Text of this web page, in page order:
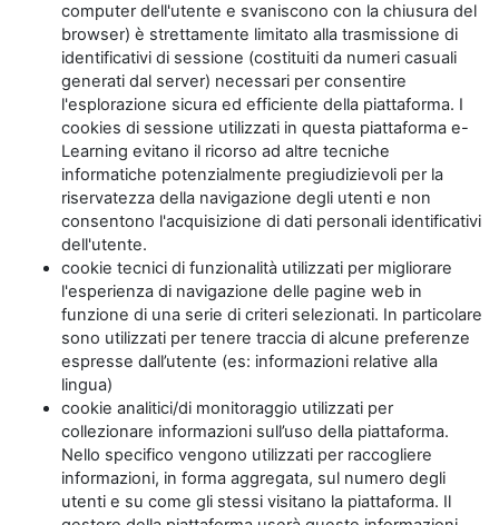
computer dell'utente e svaniscono con la chiusura del
browser) è strettamente limitato alla trasmissione di
identificativi di sessione (costituiti da numeri casuali
generati dal server) necessari per consentire
l'esplorazione sicura ed efficiente della piattaforma. I
cookies di sessione utilizzati in questa piattaforma e-
Learning evitano il ricorso ad altre tecniche
informatiche potenzialmente pregiudizievoli per la
riservatezza della navigazione degli utenti e non
consentono l'acquisizione di dati personali identificativi
dell'utente.
cookie tecnici di funzionalità utilizzati per migliorare
l'esperienza di navigazione delle pagine web in
funzione di una serie di criteri selezionati. In particolare
sono utilizzati per tenere traccia di alcune preferenze
espresse dall’utente (es: informazioni relative alla
lingua)
cookie analitici/di monitoraggio utilizzati per
collezionare informazioni sull’uso della piattaforma.
Nello specifico vengono utilizzati per raccogliere
informazioni, in forma aggregata, sul numero degli
utenti e su come gli stessi visitano la piattaforma. Il